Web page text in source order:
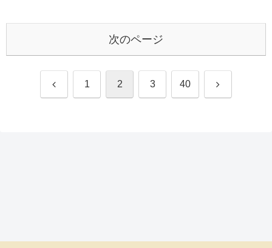
次のページ
前 1 2 3 40 次